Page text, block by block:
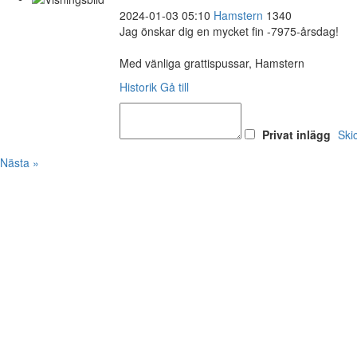
2024-01-03 05:10 Hamstern 1340
Jag önskar dig en mycket fin -7975-årsdag!
Med vänliga grattispussar, Hamstern
Historik Gå till
Privat inlägg
Nästa »